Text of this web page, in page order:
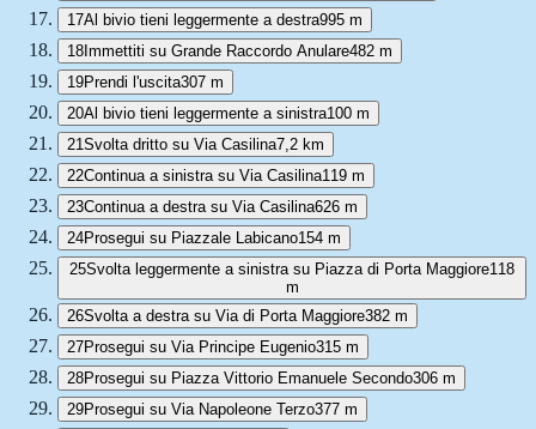
17Al bivio tieni leggermente a destra995 m
18Immettiti su Grande Raccordo Anulare482 m
19Prendi l'uscita307 m
20Al bivio tieni leggermente a sinistra100 m
21Svolta dritto su Via Casilina7,2 km
22Continua a sinistra su Via Casilina119 m
23Continua a destra su Via Casilina626 m
24Prosegui su Piazzale Labicano154 m
25Svolta leggermente a sinistra su Piazza di Porta Maggiore118
m
26Svolta a destra su Via di Porta Maggiore382 m
27Prosegui su Via Principe Eugenio315 m
28Prosegui su Piazza Vittorio Emanuele Secondo306 m
29Prosegui su Via Napoleone Terzo377 m